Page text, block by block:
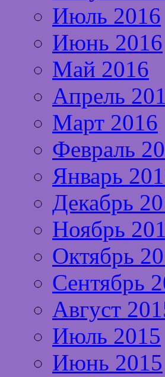
Июль 2016
Июнь 2016
Май 2016
Апрель
Март 2016
Февраль
Январь
Декабрь
Ноябрь
Октябрь
Сентябрь
Август
Июль 2015
Июнь 2015